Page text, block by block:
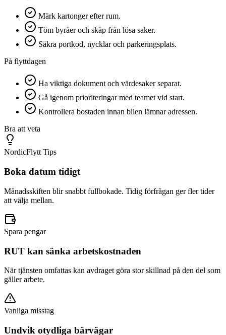
Märk kartonger efter rum.
Töm byråer och skåp från lösa saker.
Säkra portkod, nycklar och parkeringsplats.
På flyttdagen
Ha viktiga dokument och värdesaker separat.
Gå igenom prioriteringar med teamet vid start.
Kontrollera bostaden innan bilen lämnar adressen.
Bra att veta
NordicFlytt Tips
Boka datum tidigt
Månadsskiften blir snabbt fullbokade. Tidig förfrågan ger fler tider
att välja mellan.
Spara pengar
RUT kan sänka arbetskostnaden
När tjänsten omfattas kan avdraget göra stor skillnad på den del som
gäller arbete.
Vanliga misstag
Undvik otydliga bärvägar